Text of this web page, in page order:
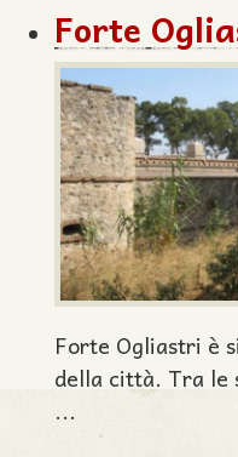
Forte
Forte Ogliastri è
della città. Tra
...